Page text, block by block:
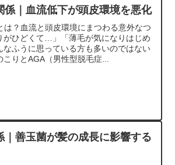
係｜血流低下が頭皮環境を悪化
は？血流と頭皮環境にまつわる意外なつ
がひどくて…」「薄毛が気になりはじめ
ふうに思っている方も多いのではない
りとAGA（男性型脱毛症...
善玉菌が髪の成長に影響する